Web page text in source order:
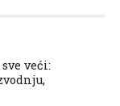
veći: